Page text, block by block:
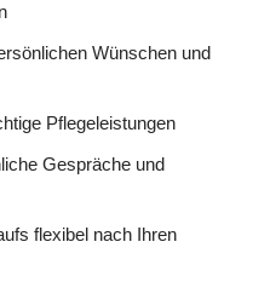
Wünschen und
Pflegeleistungen
Gespräche und
flexibel nach Ihren